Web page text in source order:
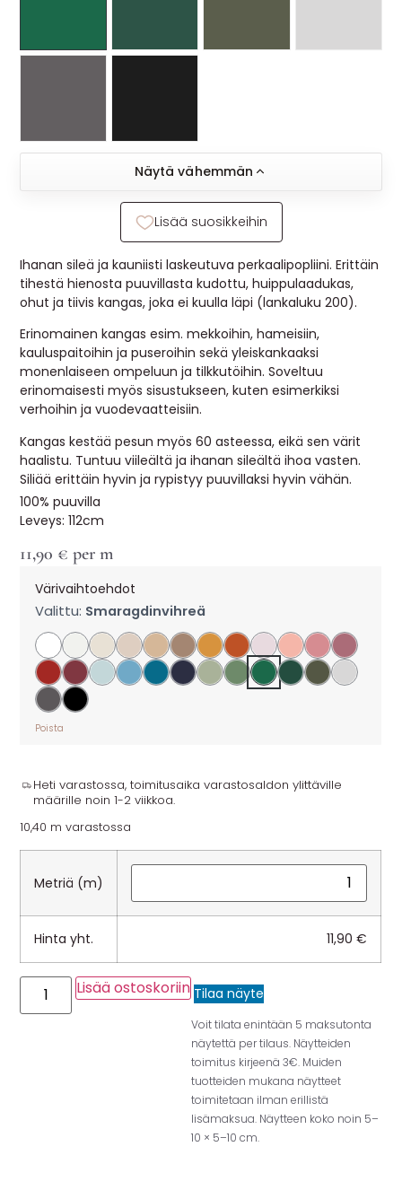
Ihanan sileä ja kauniisti laskeutuva perkaalipopliini. Erittäin
tihestä hienosta puuvillasta kudottu, huippulaadukas,
ohut ja tiivis kangas, joka ei kuulla läpi (lankaluku 200).
Erinomainen kangas esim. mekkoihin, hameisiin,
kauluspaitoihin ja puseroihin sekä yleiskankaaksi
monenlaiseen ompeluun ja tilkkutöihin. Soveltuu
erinomaisesti myös sisustukseen, kuten esimerkiksi
verhoihin ja vuodevaatteisiin.
Kangas kestää pesun myös 60 asteessa, eikä sen värit
haalistu. Tuntuu viileältä ja ihanan sileältä ihoa vasten.
Siliää erittäin hyvin ja rypistyy puuvillaksi hyvin vähän.
100% puuvilla
Leveys: 112cm
11,90 € per m
Värivaihtoehdot
Valittu: Smaragdinvihreä
Poista
Heti varastossa, toimitusaika varastosaldon ylittäville
määrille noin 1-2 viikkoa.
10,40 m varastossa
Metriä (m)
Hinta yht. 11,90€
Lisää ostoskoriin Tilaa näyte
Voit tilata enintään 5 maksutonta
näytettä per tilaus. Näytteiden
toimitus kirjeenä 3€. Muiden
tuotteiden mukana näytteet
toimitetaan ilman erillistä
lisämaksua. Näytteen koko noin 5–
10 × 5–10 cm.
Näytä vähemmän
Lisää suosikkeihin